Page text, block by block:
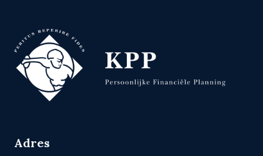
Adres